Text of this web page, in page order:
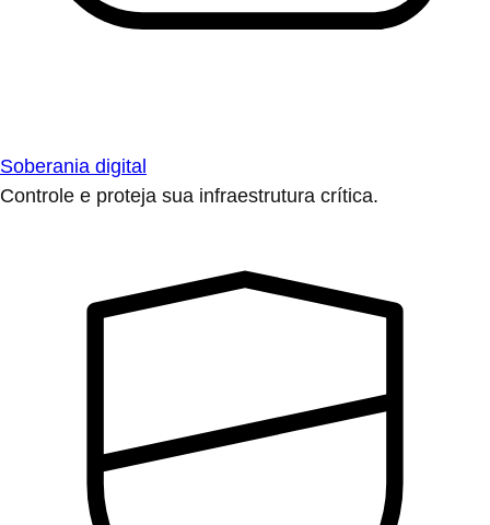
Soberania digital
Controle e proteja sua infraestrutura crítica.